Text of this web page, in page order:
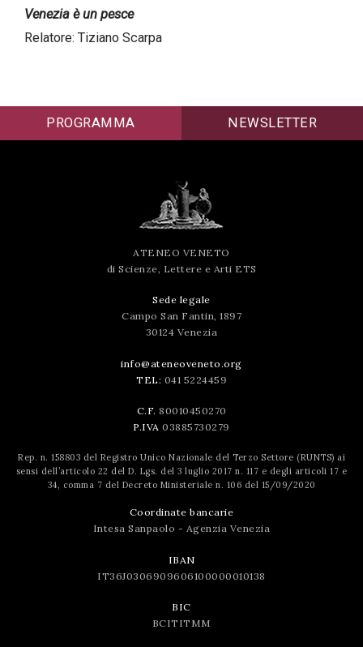
Venezia è un pesce
Relatore: Tiziano Scarpa
Registrazione
PROGRAMMA NEWSLETTER
ATENEO VENETO
di Scienze, Lettere e Arti ETS
Sede legale
Campo San Fantin, 1897
30124 Venezia
info@ateneoveneto.org
TEL: 041 5224459
C.F. 80010450270
P.IVA 03885730279
Rep. n. 158803 del Registro Unico Nazionale del Terzo Settore (RUNTS) ai
sensi dell’articolo 22 del D. Lgs. del 3 luglio 2017 n. 117 e degli articoli 17 e
34, comma 7 del Decreto Ministeriale n. 106 del 15/09/2020
Coordinate bancarie
Intesa Sanpaolo - Agenzia Venezia
IBAN
IT36J0306909606100000010138
BIC
BCITITMM